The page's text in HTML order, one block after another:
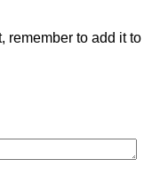
remember to add it to